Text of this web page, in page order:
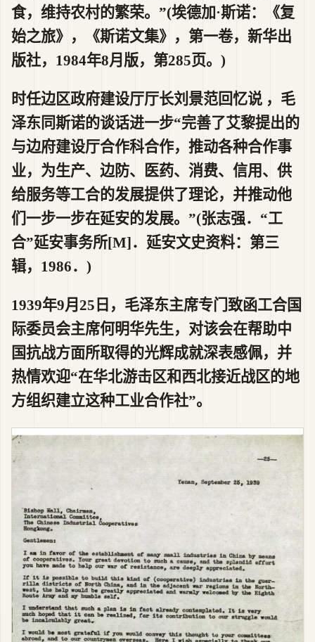
食，维持农村的繁荣。”(埃德加·斯诺：《复
始之旅》，《斯诺文集》，第一卷，新华出
版社，1984年8月版，第285页。)
时任边区政府建设厅厅长刘景范回忆说 ，毛
泽东同斯诺的谈话进一步“完善了艾黎提出的
与边府建设厅合作科合作，推动各种合作事
业，为生产、边防、医药、消费、信用、供
给服务等工合的发展提供了理论，并推动他
们一步一步在延安的发展。”(张志强．“工
合”延安事务所[M]．延安文史资料：第三
辑，1986．)
1939年9月25日，毛泽东主席专门致函工合国
际委员会主席何明华先生，对该会在帮助中
国抗战方面所取得的光辉成就深表感佩，并
热情欢迎“在华北游击区和西北接近战区的地
方组织建立这种工业合作社”。